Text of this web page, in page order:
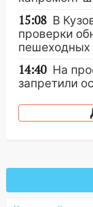
15:08 В
проверки
пешеходных
14:40 На
запретили
14:22 В
Жару
погоды в